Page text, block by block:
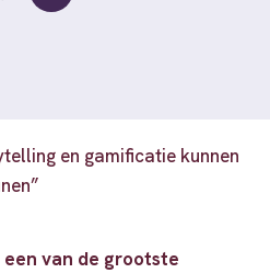
en gamificatie kunnen
van de grootste